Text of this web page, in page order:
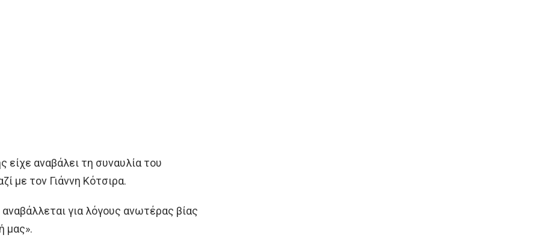
είχε αναβάλει τη συναυλία του
με τον Γιάννη Κότσιρα.
για λόγους ανωτέρας βίας
μας».